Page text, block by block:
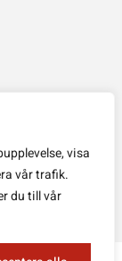
visa
vår trafik.
du till vår
avTopweb.